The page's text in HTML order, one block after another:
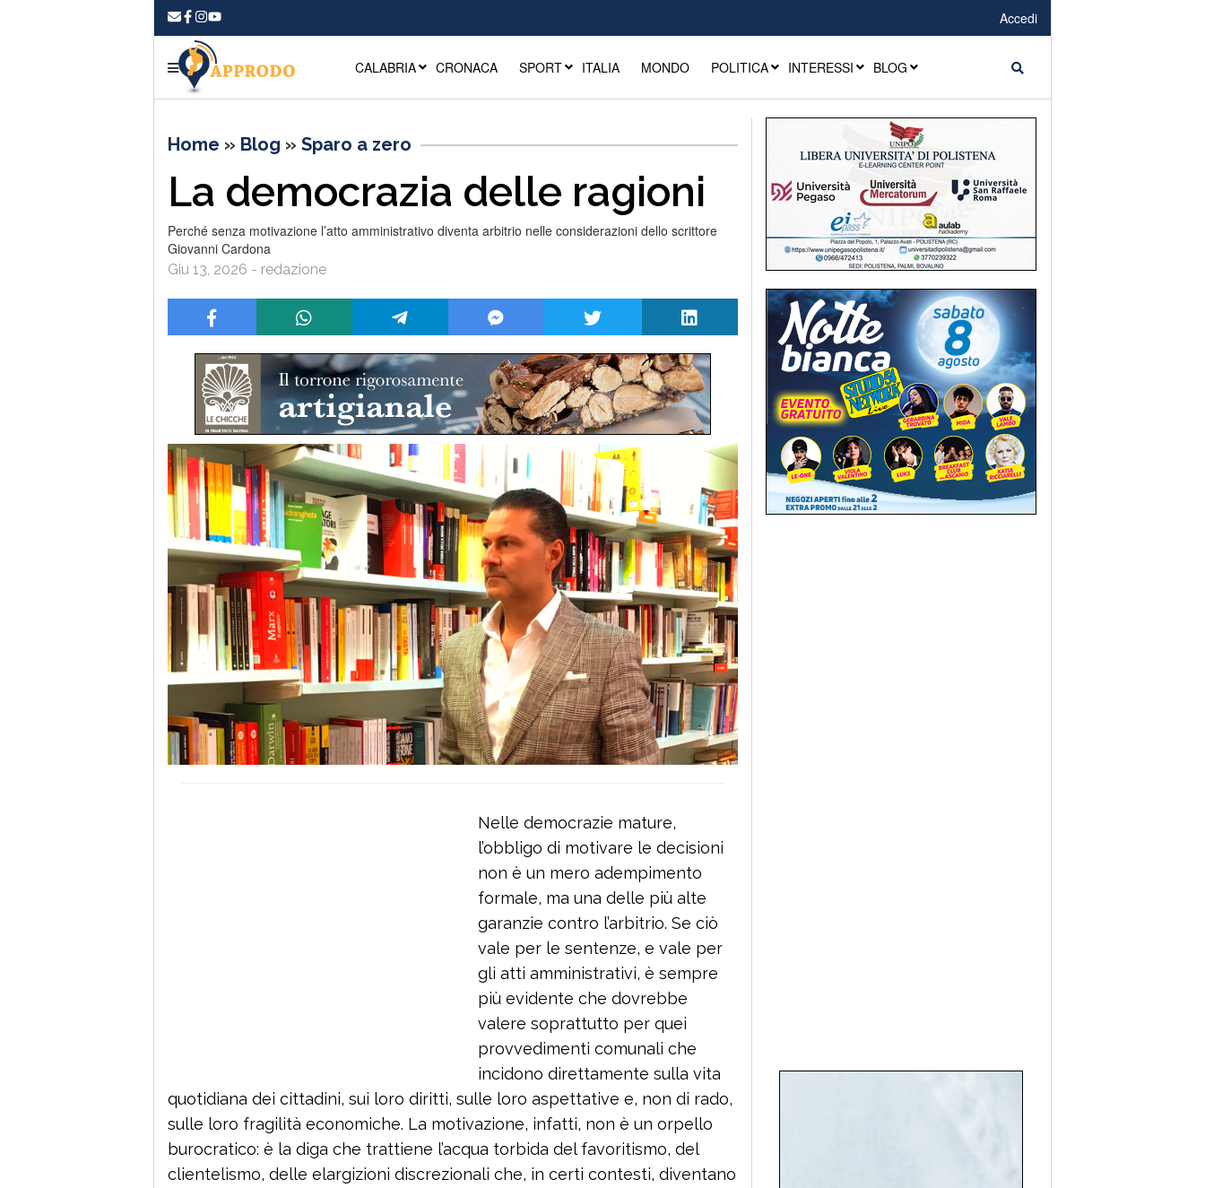
Accedi
CALABRIA CRONACA SPORT ITALIA MONDO POLITICA INTERESSI BLOG
Home » Blog » Sparo a zero
La democrazia delle ragioni
Perché senza motivazione l’atto amministrativo diventa arbitrio nelle considerazioni dello scrittore
Giovanni Cardona
Giu 13, 2026 - redazione
Nelle democrazie mature,
l’obbligo di motivare le decisioni
non è un mero adempimento
formale, ma una delle più alte
garanzie contro l’arbitrio. Se ciò
vale per le sentenze, e vale per
gli atti amministrativi, è sempre
più evidente che dovrebbe
valere soprattutto per quei
provvedimenti comunali che
incidono direttamente sulla vita
quotidiana dei cittadini, sui loro diritti, sulle loro aspettative e, non di rado,
sulle loro fragilità economiche. La motivazione, infatti, non è un orpello
burocratico: è la diga che trattiene l’acqua torbida del favoritismo, del
clientelismo, delle elargizioni discrezionali che, in certi contesti, diventano